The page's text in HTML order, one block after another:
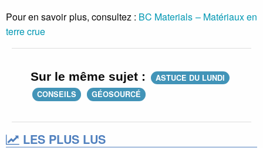
Pour en savoir plus, consultez : BC Materials – Matériaux en
terre crue
Sur le même sujet :
ASTUCE DU LUNDI
CONSEILS
GÉOSOURCÉ
LES PLUS LUS